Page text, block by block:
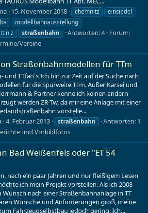
15. November 2018 chemnitz
einsiedel
modellbahnausstellung
n z
straßenbahn Antworten: 4 Forum:
Vereine
Straßenbahnmodellen für TTm
und TTfan´s Ich bin zur Zeit auf der Suche nach
für die Spurweite TTm. Außer Karsei und
& Partner kenne ich keinen andern
werden ZR-Tw, da mir eine Anlage mit einer
vorstelle...
4. Februar 2013 straßenbahn
Antworten: 1
und Vorbildfotos
Bad Weißenfels oder "ET 54
nach ein paar Jahren und nur fleißigem Lesen
ich mein Projekt vorstellen. Als ich 2008
nach einer Straßenbahnanlage in TT
Wünsche und Anforderungen groß, meine
Fahrzeugselbstbau jedoch gering. Ich...